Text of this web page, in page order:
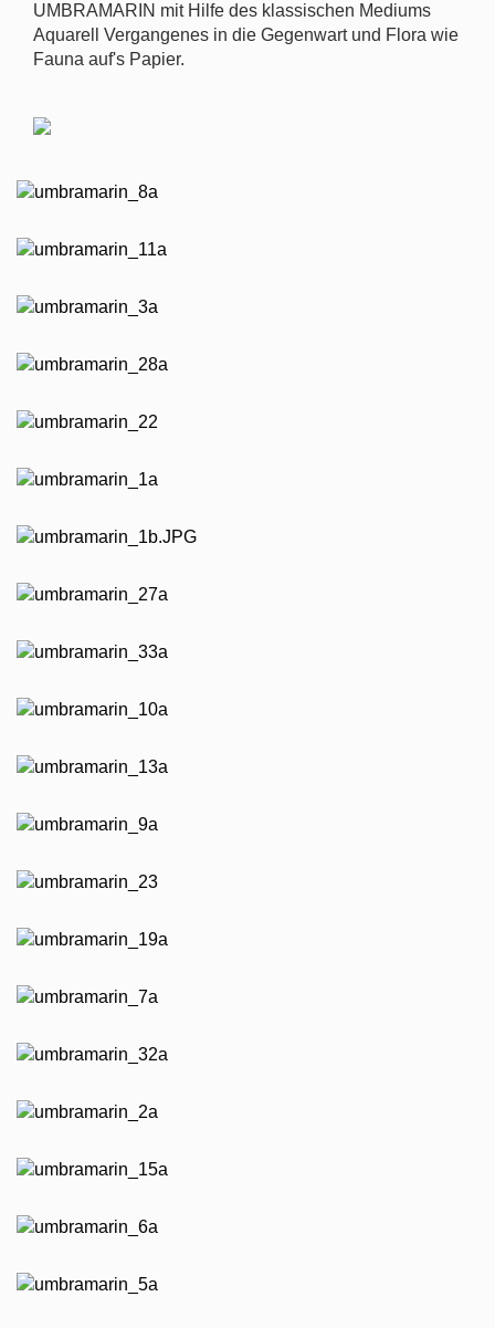
UMBRAMARIN mit Hilfe des klassischen Mediums
Aquarell Vergangenes in die Gegenwart und Flora wie
Fauna auf's Papier.